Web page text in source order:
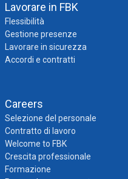
Lavorare in FBK
Flessibilità
Gestione presenze
Lavorare in sicurezza
Accordi e contratti
Careers
Selezione del personale
Contratto di lavoro
Welcome to FBK
Crescita professionale
Formazione